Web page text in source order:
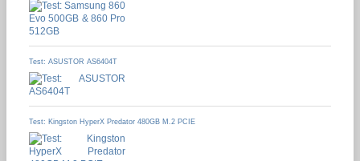
Test: ASUSTOR AS6404T
Test: Kingston HyperX Predator 480GB M.2 PCIE